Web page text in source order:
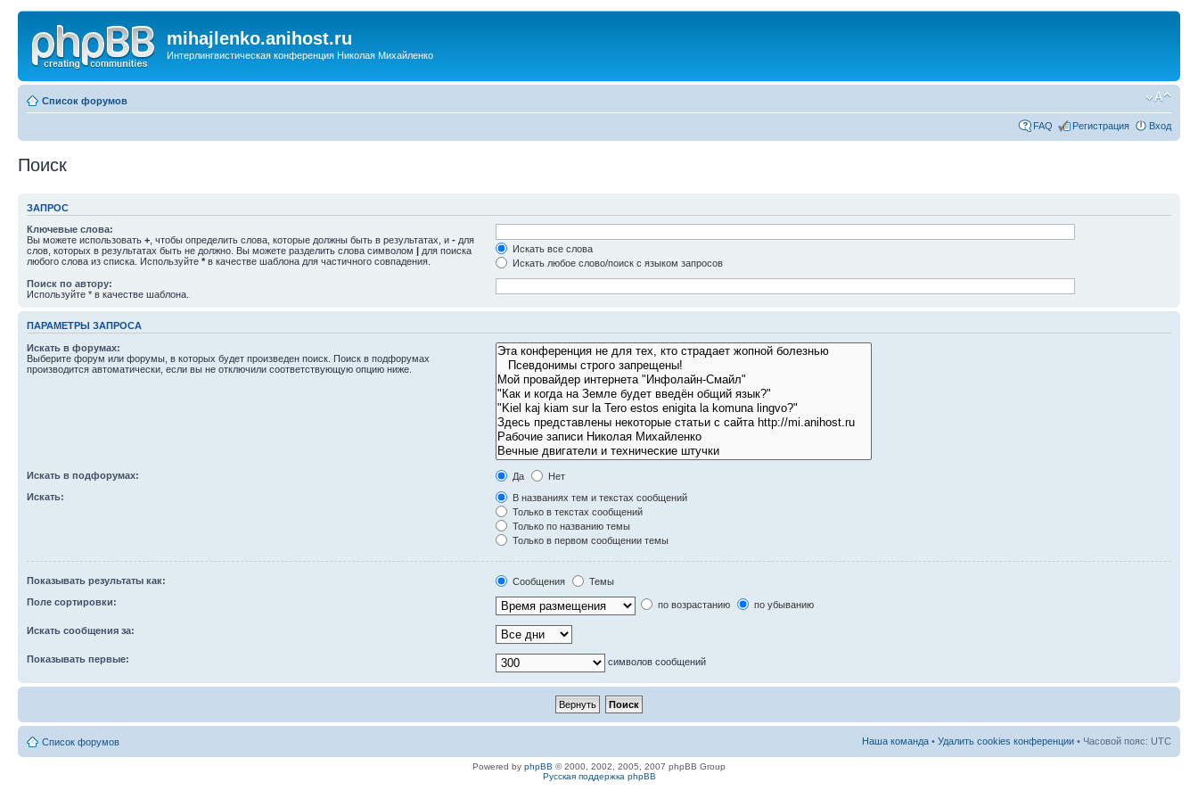
mihajlenko.anihost.ru
Интерлингвистическая конференция Николая Михайленко
Список форумов
FAQ Регистрация Вход
Поиск
ЗАПРОС
Ключевые слова:
Вы можете использовать + , чтобы определить слова, которые должны быть в результатах, и - для
слов, которых в результатах быть не должно. Вы можете разделить слова символом | для поиска
любого слова из списка. Используйте * в качестве шаблона для частичного совпадения.
Искать все слова
Искать любое слово/поиск с языком запросов
Поиск по автору:
Используйте * в качестве шаблона.
ПАРАМЕТРЫ ЗАПРОСА
Искать в форумах:
Выберите форум или форумы, в которых будет произведен поиск. Поиск в подфорумах
производится автоматически, если вы не отключили соответствующую опцию ниже.
Искать в подфорумах: Да
Нет
Искать:
В названиях тем и текстах сообщений
Только в текстах сообщений
Только по названию темы
Только в первом сообщении темы
Показывать результаты как: Сообщения
Темы
Поле сортировки:
по возрастанию по убыванию
Искать сообщения за:
Показывать первые: символов сообщений
Список форумов Наша команда • Удалить cookies конференции • Часовой пояс: UTC
Powered by phpBB © 2000, 2002, 2005, 2007 phpBB Group
Русская поддержка phpBB